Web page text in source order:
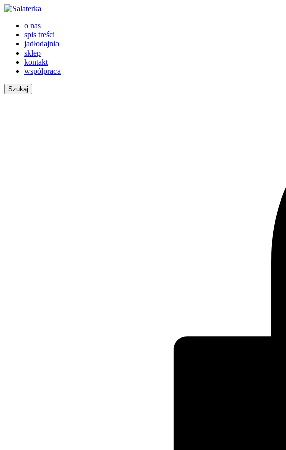
o nas
spis treści
jadłodajnia
sklep
kontakt
współpraca
Szukaj